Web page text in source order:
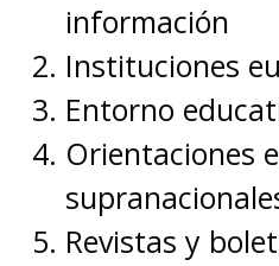
información
Instituciones
Entorno
Orientaciones
Revistas y